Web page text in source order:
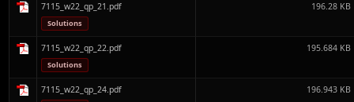
7115_w22_qp_21.pdf
Solutions
196.28 KB
7115_w22_qp_22.pdf
Solutions
195.684 KB
7115_w22_qp_24.pdf 196.943 KB